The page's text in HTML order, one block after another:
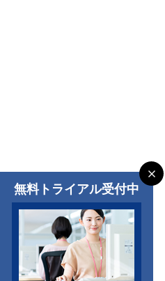
無料トライアル受付中